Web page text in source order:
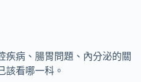
疾病、腸胃問題、內分泌的關
該看哪一科。